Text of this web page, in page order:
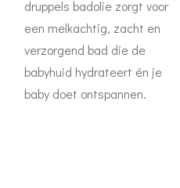
druppels badolie zorgt voor
een melkachtig, zacht en
verzorgend bad die de
babyhuid hydrateert én je
baby doet ontspannen.